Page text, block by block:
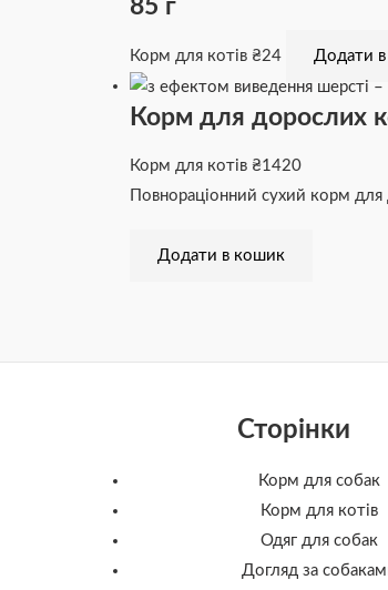
85 г
Корм для котів ₴24 Додати
Корм для дорослих
Корм для котів ₴1420
Повнораціонний сухий корм
Додати в кошик
Сторінки
Корм для собак
Корм для котів
Одяг для собак
Догляд за